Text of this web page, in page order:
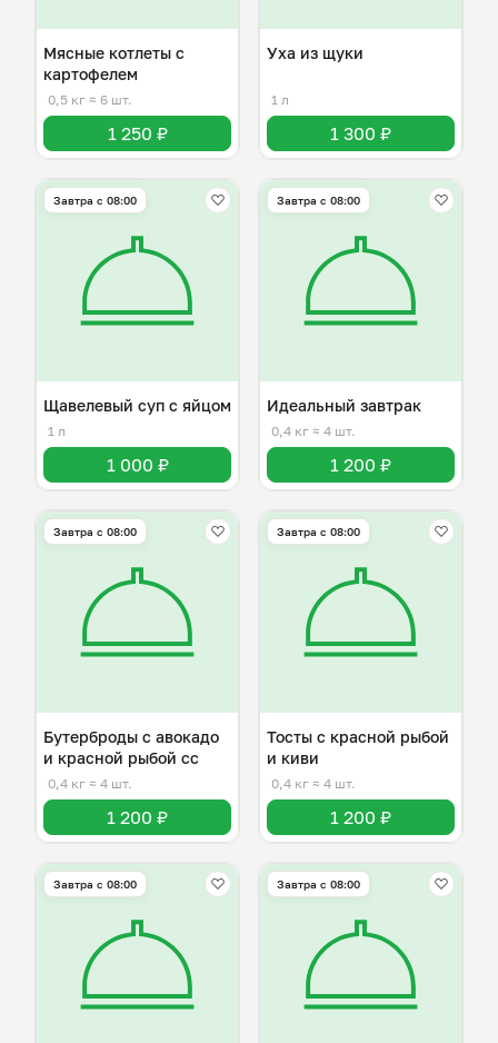
Мясные котлеты с
картофелем
0,5 кг ≈ 6 шт.
1 250 ₽
Уха из щуки
1 л
1 300 ₽
Завтра c 08:00
Щавелевый суп с яйцом
1 л
1 000 ₽
Завтра c 08:00
Идеальный завтрак
0,4 кг ≈ 4 шт.
1 200 ₽
Завтра c 08:00
Бутерброды с авокадо
и красной рыбой сс
0,4 кг ≈ 4 шт.
1 200 ₽
Завтра c 08:00
Тосты с красной рыбой
и киви
0,4 кг ≈ 4 шт.
1 200 ₽
Завтра c 08:00 Завтра c 08:00